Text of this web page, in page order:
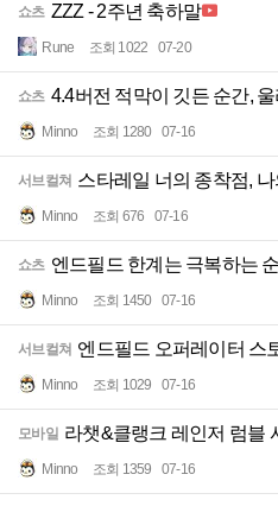
쇼츠 ZZZ - 2주년 축하말
Rune 조회 1022 07-20
쇼츠 4.4버전 적막이 깃든 순간,
Minno 조회 1280 07-16
서브컬쳐 스타레일 너의 종착점,
Minno 조회 676 07-16
쇼츠 엔드필드 한계는 극복하는
Minno 조회 1450 07-16
서브컬쳐 엔드필드 오퍼레이터 스
Minno 조회 1029 07-16
모바일 라챗&클랭크 레인저 럼블
Minno 조회 1359 07-16